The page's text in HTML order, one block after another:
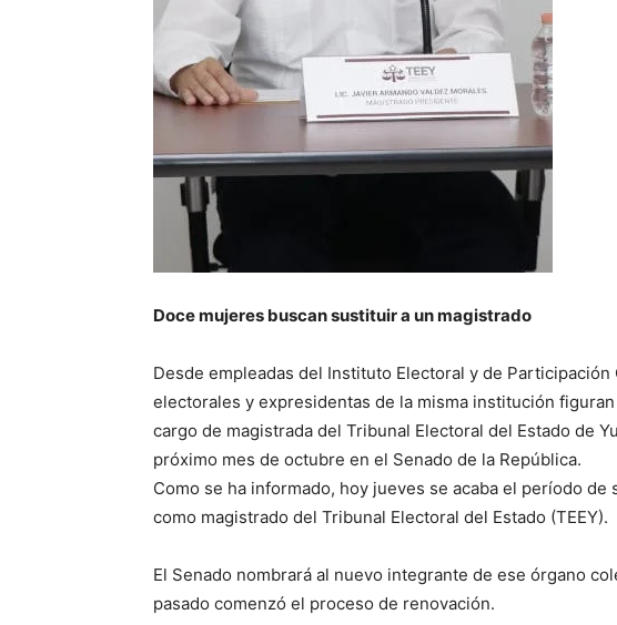
Doce mujeres buscan sustituir a un magistrado
Desde empleadas del Instituto Electoral y de Participación
electorales y expresidentas de la misma institución
cargo de magistrada del Tribunal Electoral del Estado de
próximo mes de octubre en el Senado de la República.
Como se ha informado, hoy jueves se acaba el período de
como magistrado del Tribunal Electoral del Estado (TEEY).
El Senado nombrará al nuevo integrante de ese órgano
pasado comenzó el proceso de renovación.